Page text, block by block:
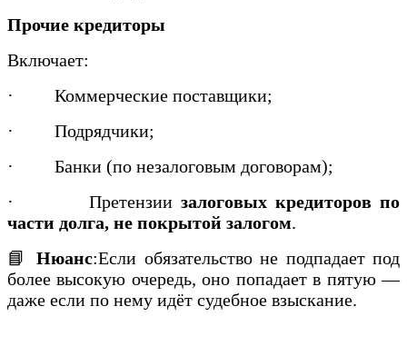
Прочие кредиторы
Включает:
· Коммерческие поставщики;
· Подрядчики;
· Банки (по незалоговым договорам);
· Претензии залоговых кредиторов по
части долга, не покрытой залогом.
📘 Нюанс:Если обязательство не подпадает под
более высокую очередь, оно попадает в пятую —
даже если по нему идёт судебное взыскание.